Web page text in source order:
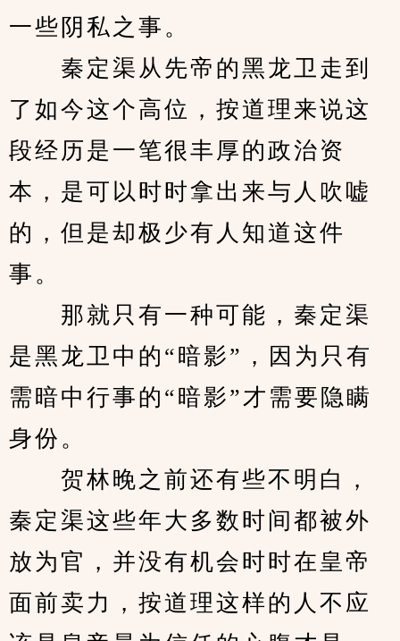
一些阴私之事。
秦定渠从先帝的黑龙卫走到
了如今这个高位，按道理来说这
段经历是一笔很丰厚的政治资
本，是可以时时拿出来与人吹嘘
的，但是却极少有人知道这件
事。
那就只有一种可能，秦定渠
是黑龙卫中的“暗影”，因为只有
需暗中行事的“暗影”才需要隐瞒
身份。
贺林晚之前还有些不明白，
秦定渠这些年大多数时间都被外
放为官，并没有机会时时在皇帝
面前卖力，按道理这样的人不应